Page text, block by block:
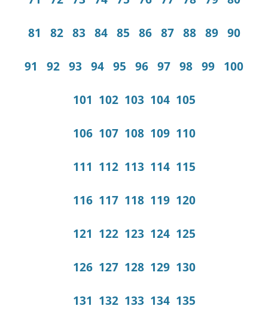
81 82 83 84 85 86 87 88 89 90
91 92 93 94 95 96 97 98 99 100
101 102 103 104 105
106 107 108 109 110
111 112 113 114 115
116 117 118 119 120
121 122 123 124 125
126 127 128 129 130
131 132 133 134 135